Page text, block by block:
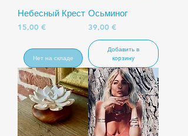
Небесный Крест
Цена
15,00 €
Нет на складе
Осьминог
Цена
39,00 €
Добавить в
корзину